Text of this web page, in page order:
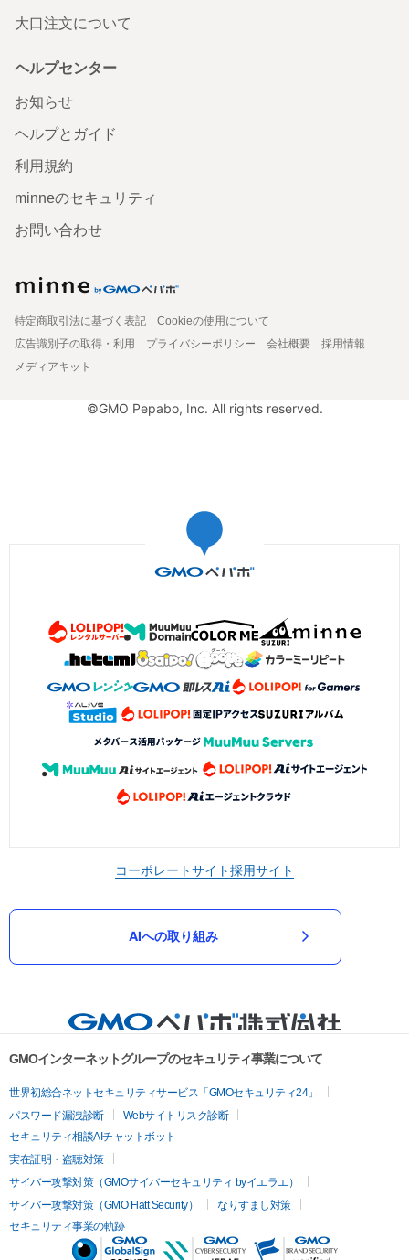
大口注文について
ヘルプセンター
お知らせ
ヘルプとガイド
利用規約
minneのセキュリティ
お問い合わせ
特定商取引法に基づく表記
Cookieの使用について
広告識別子の取得・利用
プライバシーポリシー 会社概要
採用情報
メディアキット
©GMO Pepabo, Inc. All rights reserved.
コーポレートサイト採用サイト
AIへの取り組み
GMOインターネットグループのセキュリティ事業について
世界初総合ネットセキュリティサービス「GMOセキュリティ24」
パスワード漏洩診断
Webサイトリスク診断
セキュリティ相談AIチャットボット
実在証明・盗聴対策
サイバー攻撃対策（GMOサイバーセキュリティ byイエラエ）
サイバー攻撃対策（GMO Flatt Security）
なりすまし対策
セキュリティ事業の軌跡